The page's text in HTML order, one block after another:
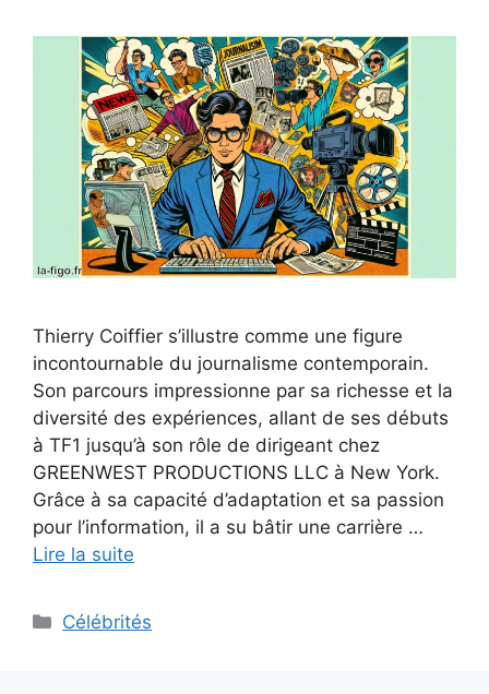
Thierry Coiffier s’illustre comme une figure
incontournable du journalisme contemporain.
Son parcours impressionne par sa richesse et la
diversité des expériences, allant de ses débuts
à TF1 jusqu’à son rôle de dirigeant chez
GREENWEST PRODUCTIONS LLC à New York.
Grâce à sa capacité d’adaptation et sa passion
pour l’information, il a su bâtir une carrière …
Lire la suite
Catégories
Célébrités